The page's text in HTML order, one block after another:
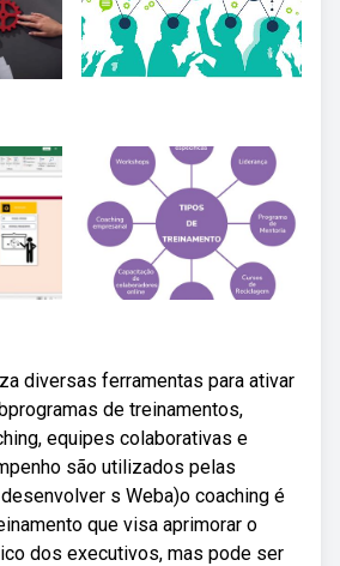
diversas ferramentas para ativar
de treinamentos,
equipes colaborativas e
são utilizados pelas
s Weba)o coaching é
que visa aprimorar o
dos executivos, mas pode ser